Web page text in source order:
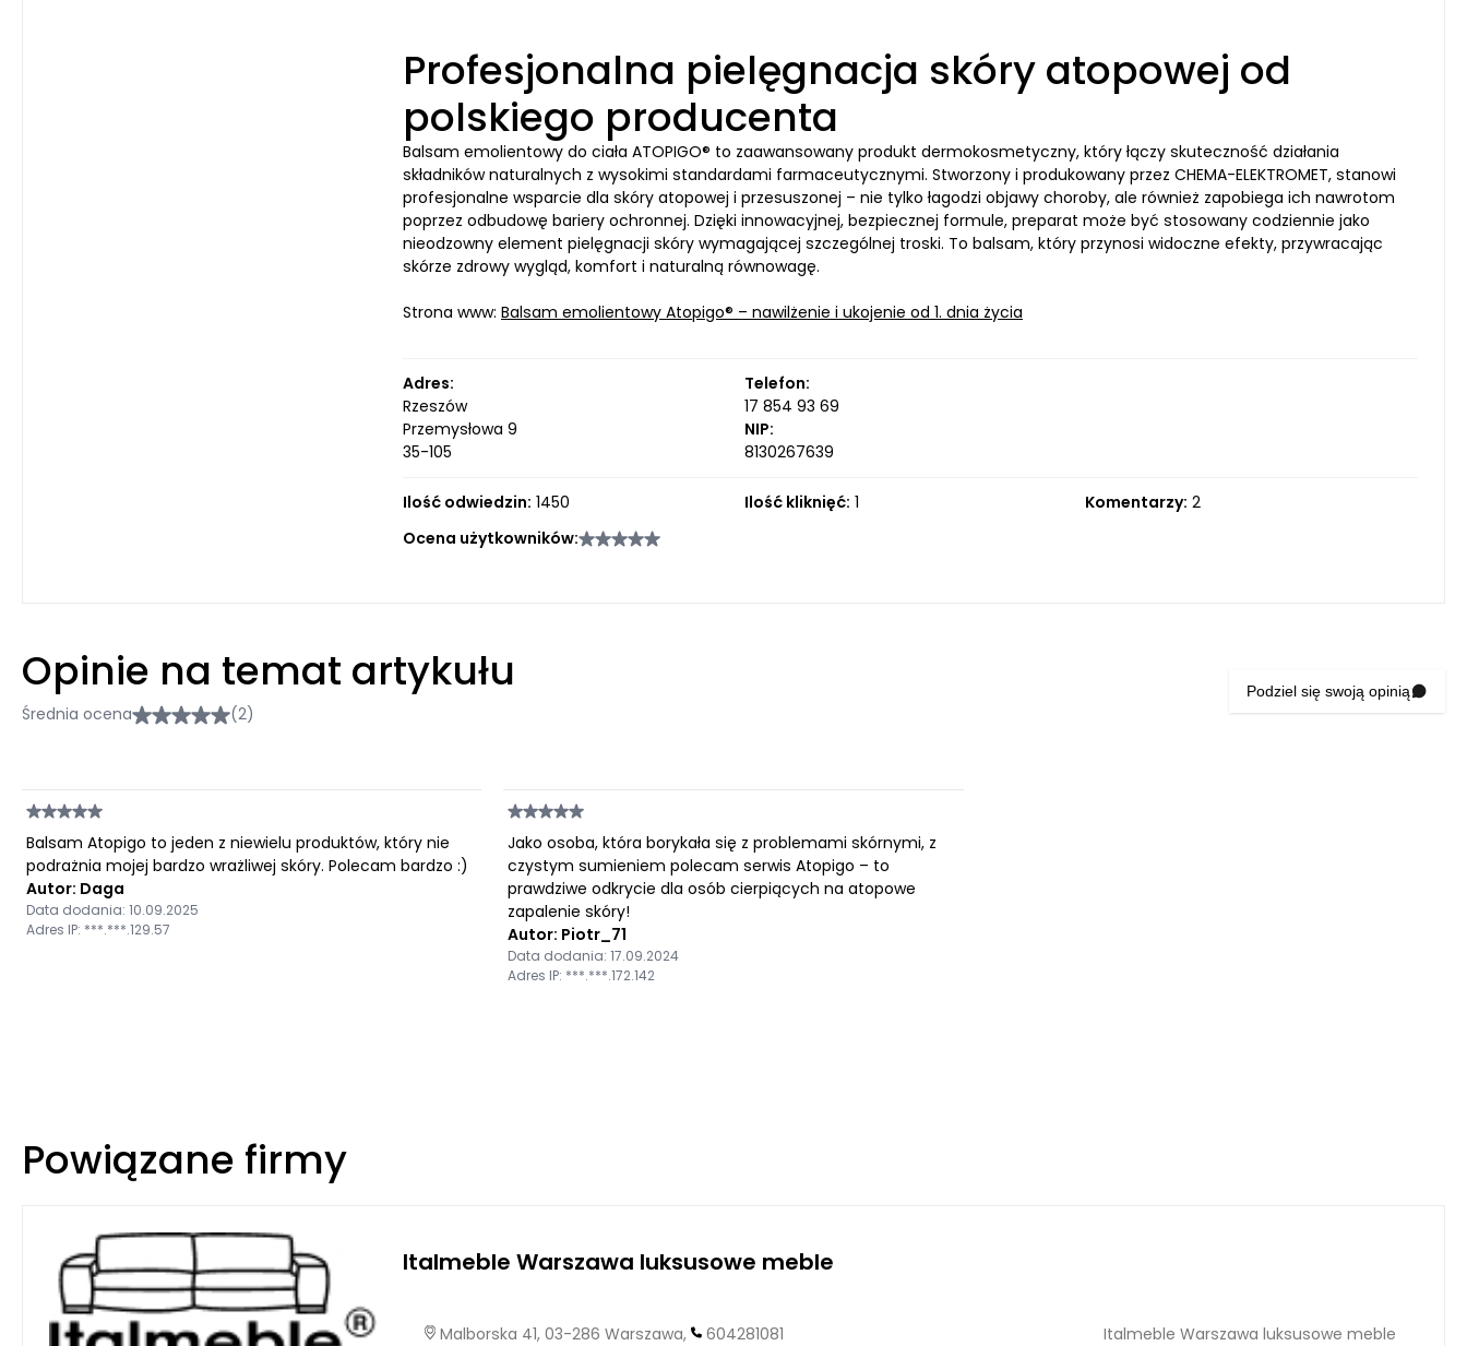
Profesjonalna pielęgnacja skóry atopowej od
polskiego producenta
Balsam emolientowy do ciała ATOPIGO® to zaawansowany produkt dermokosmetyczny, który łączy skuteczność działania
składników naturalnych z wysokimi standardami farmaceutycznymi. Stworzony i produkowany przez CHEMA-ELEKTROMET, stanowi
profesjonalne wsparcie dla skóry atopowej i przesuszonej – nie tylko łagodzi objawy choroby, ale również zapobiega ich nawrotom
poprzez odbudowę bariery ochronnej. Dzięki innowacyjnej, bezpiecznej formule, preparat może być stosowany codziennie jako
nieodzowny element pielęgnacji skóry wymagającej szczególnej troski. To balsam, który przynosi widoczne efekty, przywracając
skórze zdrowy wygląd, komfort i naturalną równowagę.
Strona www: Balsam emolientowy Atopigo® – nawilżenie i ukojenie od 1. dnia życia
Adres:
Rzeszów
Przemysłowa 9
35-105
Telefon:
17 854 93 69
NIP:
8130267639
Ilość odwiedzin: 1450 Ilość kliknięć: 1 Komentarzy: 2
Ocena użytkowników:
Opinie na temat artykułu
Średnia ocena (2)
Podziel się swoją opinią
Balsam Atopigo to jeden z niewielu produktów, który nie
podrażnia mojej bardzo wrażliwej skóry. Polecam bardzo :)
Autor: Daga
Data dodania: 10.09.2025
Adres IP: ***.***.129.57
Jako osoba, która borykała się z problemami skórnymi, z
czystym sumieniem polecam serwis Atopigo – to
prawdziwe odkrycie dla osób cierpiących na atopowe
zapalenie skóry!
Autor: Piotr_71
Data dodania: 17.09.2024
Adres IP: ***.***.172.142
Powiązane firmy
Italmeble Warszawa luksusowe meble
Malborska 41, 03-286 Warszawa, 604281081 Italmeble Warszawa luksusowe meble